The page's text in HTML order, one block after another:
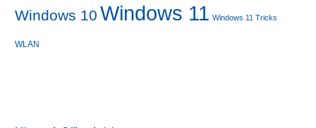
Windows 10 Windows 11 Windows 11 Tricks
WLAN